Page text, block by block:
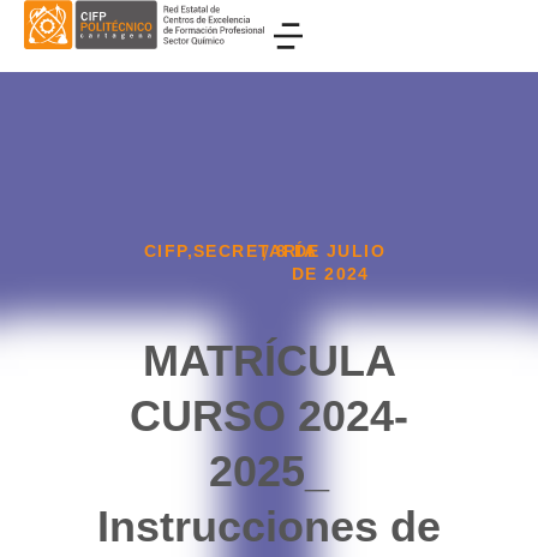
CIFP,SECRETARÍA
/ 8 DE JULIO
DE 2024
MATRÍCULA
CURSO 2024-
2025_
Instrucciones de